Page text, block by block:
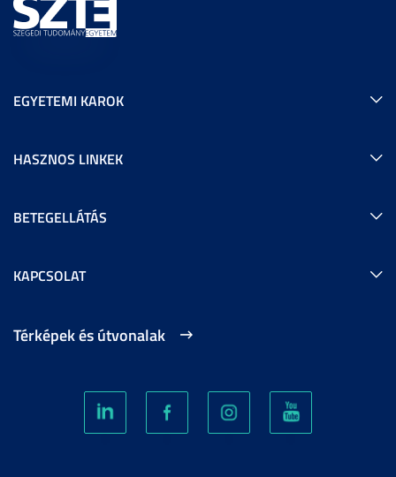
EGYETEMI KAROK
HASZNOS LINKEK
BETEGELLÁTÁS
KAPCSOLAT
Térképek és útvonalak